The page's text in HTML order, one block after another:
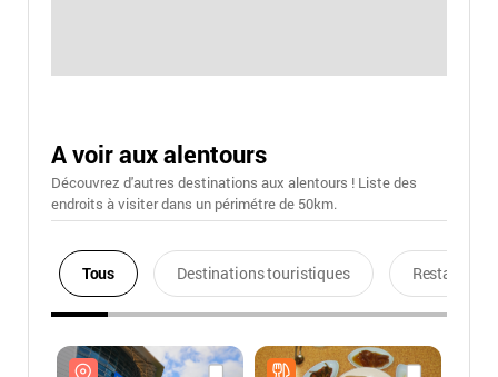
A voir aux alentours
Découvrez d'autres destinations aux alentours ! Liste des
endroits à visiter dans un périmétre de 50km.
Tous Destinations touristiques Restaurants